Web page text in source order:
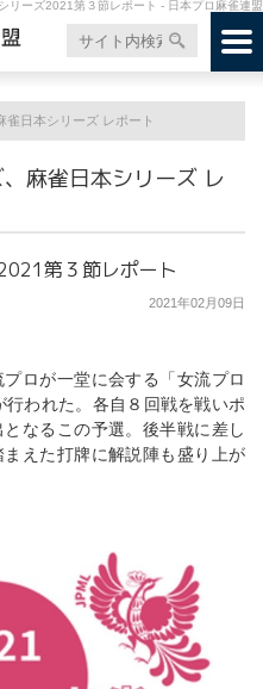
リーズ2021第３節レポート - 日本プロ麻雀連盟
日本シリーズ レポート
麻雀日本シリーズ レ
第３節レポート
2021年02月09日
ロが一堂に会する「女流プロ
われた。各自８回戦を戦いポ
なるこの予選。後半戦に差し
えた打牌に解説陣も盛り上が